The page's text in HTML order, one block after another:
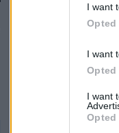
I want
Opted
I want
Opted
I want
Opted